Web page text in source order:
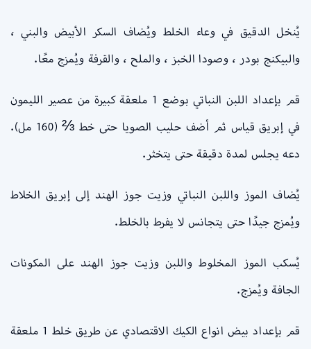
يُنخل الدقيق في وعاء الخلط ويُضاف السكر الأبيض والبني ،
والبيكنج بودر ، وصودا الخبز ، والملح ، والقرفة ويُمزج معًا.
قم بإعداد اللبن النباتي بوضع 1 ملعقة كبيرة من عصير الليمون
في إبريق قياس ثم أضف حليب الصويا حتى خط ⅔ (160 مل).
دعه يجلس لمدة دقيقة حتى يتخثر.
يُضاف الموز واللبن النباتي وزيت جوز الهند إلى إبريق الخلاط
ويُمزج جيدًا حتى يتجانس لا يفرط بالخلط.
يُسكب الموز المخلوط واللبن وزيت جوز الهند على المكونات
الجافة ويُمزج.
قم بإعداد بيض انواع الكيك الاقتصادي عن طريق خلط 1 ملعقة